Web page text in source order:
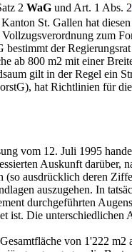
2 WaG und Art. 1 Abs. 2
St. Gallen hat
der
ab 800 m2 mit einer
gilt in der Regel
hat Richtlinien für
vom 12. Juli 1995
Auskunft
(so ausdrücklich deren
auszugehen. In
durchgeführten
ist. Die
von 1'222